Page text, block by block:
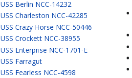
USS Berlin NCC-14232
USS Charleston NCC-42285
USS Crazy Horse NCC-50446
USS Crockett NCC-38955
USS Enterprise NCC-1701-E
USS Farragut
USS Fearless NCC-4598